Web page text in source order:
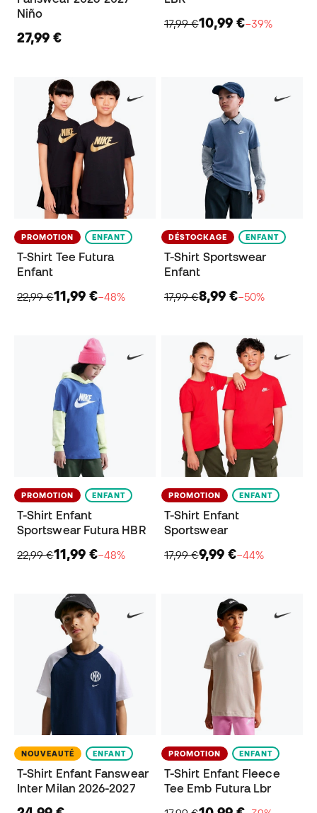
Niño
27,99 €
17,99 €10,99 €−39%
PROMOTION ENFANT
T-Shirt Tee Futura
Enfant
22,99 €11,99 €−48%
DÉSTOCKAGE ENFANT
T-Shirt Sportswear
Enfant
17,99 €8,99 €−50%
PROMOTION ENFANT
T-Shirt Enfant
Sportswear Futura HBR
22,99 €11,99 €−48%
PROMOTION ENFANT
T-Shirt Enfant
Sportswear
17,99 €9,99 €−44%
NOUVEAUTÉ ENFANT
T-Shirt Enfant Fanswear
Inter Milan 2026-2027
PROMOTION ENFANT
T-Shirt Enfant Fleece
Tee Emb Futura Lbr